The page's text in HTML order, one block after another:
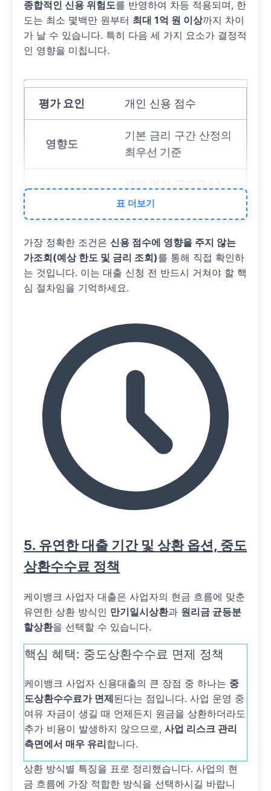
종합적인 신용 위험도를 반영하여 차등 적용되며, 한
도는 최소 몇백만 원부터 최대 1억 원 이상까지 차이
가 날 수 있습니다. 특히 다음 세 가지 요소가 결정적
인 영향을 미칩니다.
개인 신용 점수
기본 금리 구간 산정의
최우선 기준
연체 없이 공과금 납
부, 정기적인 신용 정
보 확인
사업 실적 및 안정성
최대 한도 및 가산 금
매출 및 영업 기간, 세
금 납부 성실성 유지
케이뱅크 CSS 결과
비금융 데이터를 통한
추가 우대 조건
부여
케이뱅크와의 거래 실
적, 타 금융 채널 건전
성
표 더보기
가장 정확한 조건은신용 점수에 영향을 주지 않는
가조회(예상 한도 및 금리 조회)를 통해 직접 확인하
는 것입니다. 이는 대출 신청 전 반드시 거쳐야 할 핵
심 절차임을 기억하세요.
5. 유연한 대출 기간 및 상환 옵션, 중도
상환수수료 정책
케이뱅크 사업자 대출은 사업자의 현금 흐름에 맞춘
유연한 상환 방식인 만기일시상환과 원리금 균등분
할상환을 선택할 수 있습니다.
핵심 혜택: 중도상환수수료 면제 정책
케이뱅크 사업자 신용대출의 큰 장점 중 하나는 중
도상환수수료가 면제된다는 점입니다. 사업 운영 중
여유 자금이 생길 때 언제든지 원금을 상환하더라도
추가 비용이 발생하지 않으므로,사업 리스크 관리
측면에서 매우 유리합니다.
상환 방식별 특징을 표로 정리했습니다. 사업의 현
금 흐름에 가장 적합한 방식을 선택하시길 바랍니